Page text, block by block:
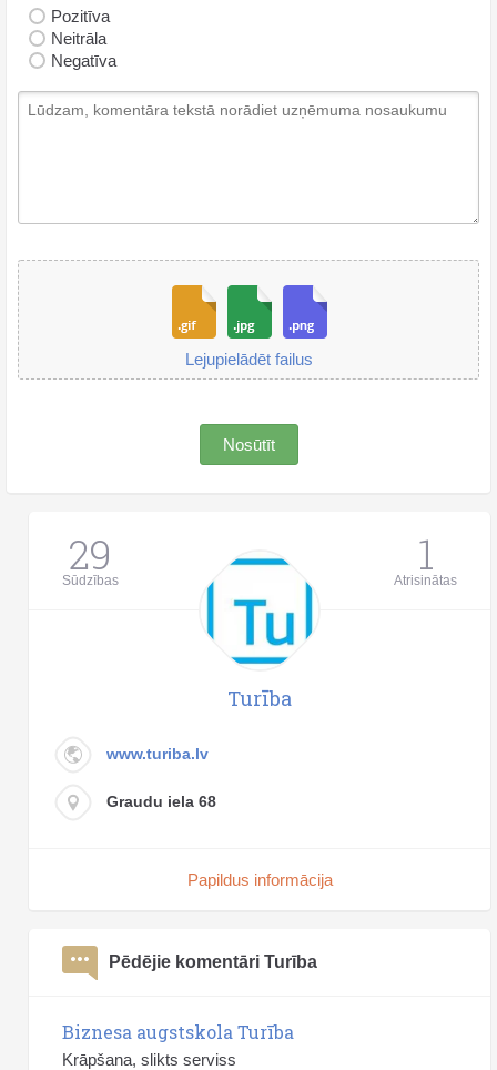
Pozitīva
Neitrāla
Negatīva
Lejupielādēt failus
Nosūtīt
29
Sūdzības 1
Atrisinātas
Turība
www.turiba.lv
Graudu iela 68
Papildus informācija
Pēdējie komentāri Turība
Biznesa augstskola Turība
Krāpšana, slikts serviss